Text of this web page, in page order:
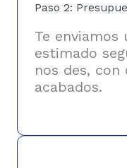
Paso 2:
Te enviamos
estimado
nos des,
acabados.